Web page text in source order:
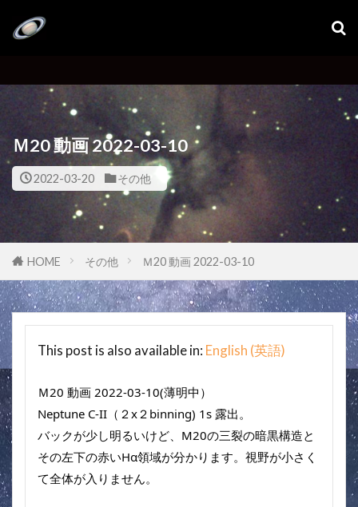
Ｍ20 動画 2022-03-10
2022-03-20 その他
HOME その他 Ｍ20 動画 2022-03-10
This post is also available in: English (英語)
Ｍ20 動画 2022-03-10(薄明中）
Neptune C-II（２x２binning) 1s 露出。
バックが少し明るいけど、M20の三裂の暗黒構造と
その左下の赤いHα領域が分かります。視野が小さく
て全体が入りません。